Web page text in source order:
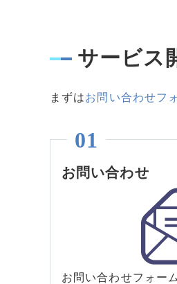
サービス
まずはお問い合わせフ
お問い合わせ
お問い合わせフォー